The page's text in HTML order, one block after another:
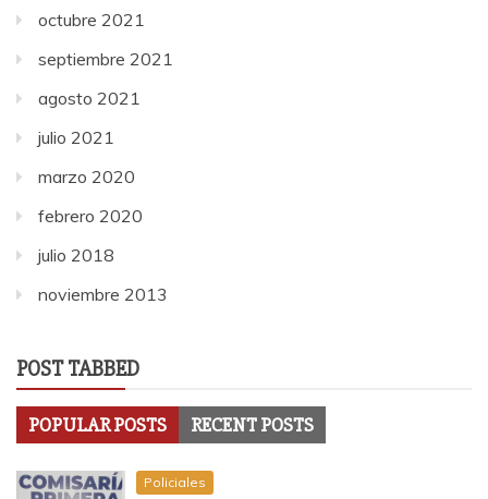
octubre 2021
septiembre 2021
agosto 2021
julio 2021
marzo 2020
febrero 2020
julio 2018
noviembre 2013
POST TABBED
POPULAR POSTS RECENT POSTS
Policiales